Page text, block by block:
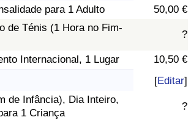
para 1 Adulto
50,00 €
de Ténis (1 Hora no Fim-
?
Internacional, 1 Lugar 10,50 €
[Editar]
de Infância), Dia Inteiro,
1 Criança
?